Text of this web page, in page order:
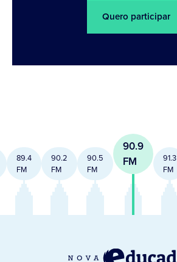
Quero participar
89.4
FM
90.2
FM
90.5
FM
90.9
FM
91.3
FM